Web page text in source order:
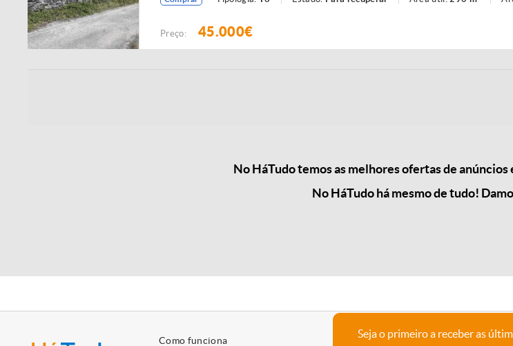
Preço: 45.000€
No HáTudo temos as melhores ofertas de
No HáTudo há mesmo de tudo!
Como funciona A empresa
Seja o primeiro a receber as